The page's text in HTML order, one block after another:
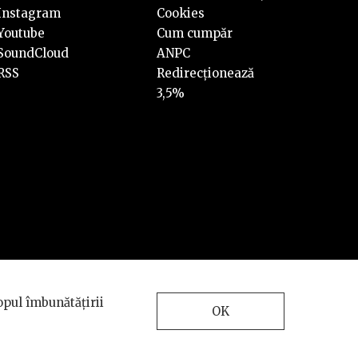
Cookies
Cum cumpăr
ANPC
Redirecționează
3,5%
INTERKORP
îmbunătățirii
OK